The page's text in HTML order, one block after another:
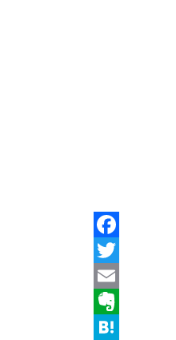
Facebook
Twitter
Email
Evernote